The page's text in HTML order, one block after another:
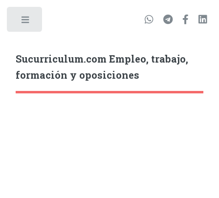
Sucurriculum.com Empleo, trabajo,
formación y oposiciones